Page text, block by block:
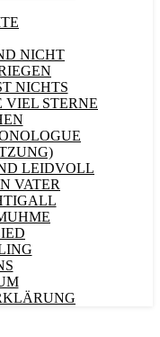
NICHT
NICHTS
STERNE S
LEIDVOLL
VATER